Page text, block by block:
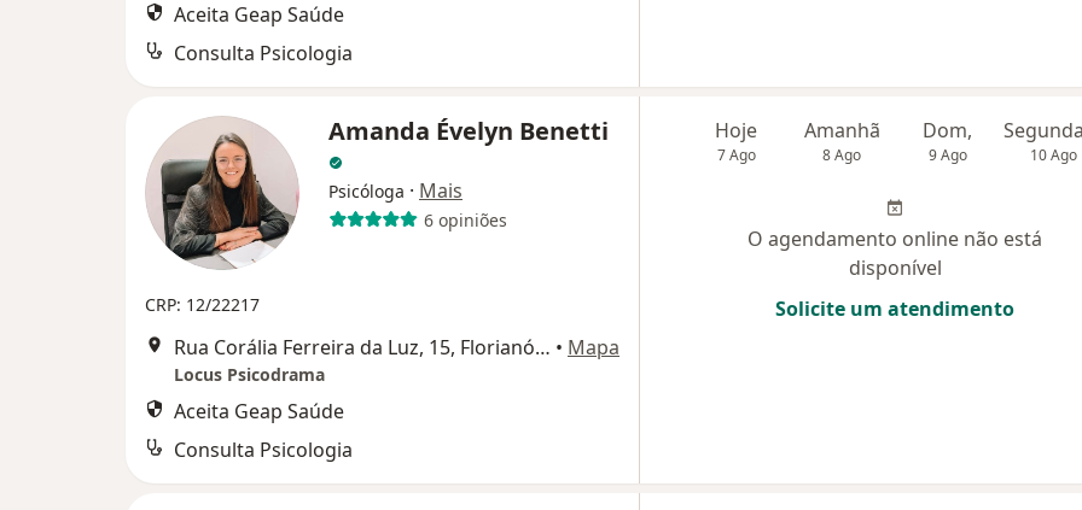
Aceita Geap Saúde
Consulta Psicologia
Amanda Évelyn Benetti
Psicóloga · Mais
6 opiniões
CRP: 12/22217
Rua Corália Ferreira da Luz, 15, Florianópolis • Mapa
Locus Psicodrama
Aceita Geap Saúde
Consulta Psicologia
Hoje
7 Ago
Amanhã
8 Ago
Dom,
9 Ago 10 Ago
O agendamento online não está
disponível
Solicite um atendimento